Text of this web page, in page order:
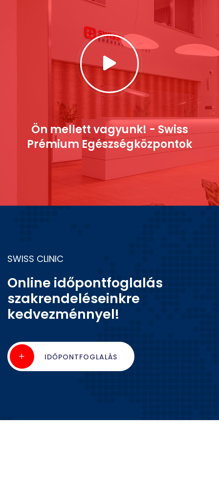
Ön mellett vagyunk! - Swiss
Prémium Egészségközpontok
SWISS CLINIC
Online időpontfoglalás
szakrendeléseinkre
kedvezménnyel!
IDŐPONTFOGLALÁS